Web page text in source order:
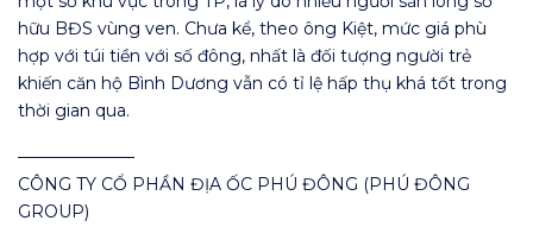
hữu BĐS vùng ven. Chưa kể, theo ông Kiệt, mức giá phù
hợp với túi tiền với số đông, nhất là đối tượng người trẻ
khiến căn hộ Bình Dương vẫn có tỉ lệ hấp thụ khá tốt trong
thời gian qua.
———————
CÔNG TY CỔ PHẦN ĐỊA ỐC PHÚ ĐÔNG (PHÚ ĐÔNG
GROUP)